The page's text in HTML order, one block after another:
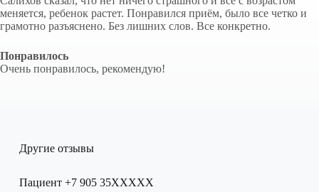
меняется, ребенок растет. Понравился приём, было все четко и
грамотно разъяснено. Без лишних слов. Все конкретно.
Понравилось
Очень понравилось, рекомендую!
Другие отзывы
Пациент +7 905 35XXXXX